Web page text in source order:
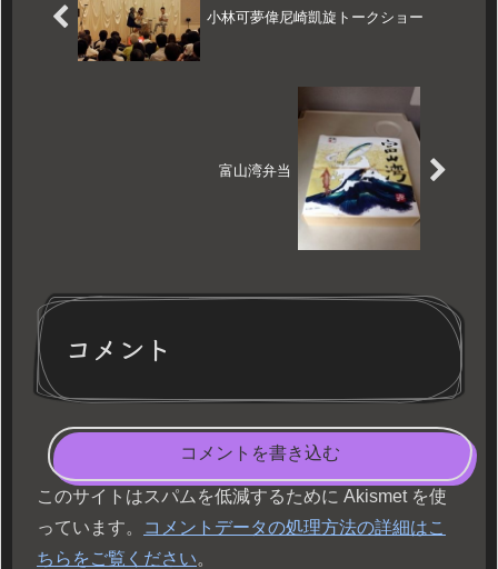
小林可夢偉尼崎凱旋トークショー
富山湾弁当
コメント
コメントを書き込む
このサイトはスパムを低減するために Akismet を使
っています。
コメントデータの処理方法の詳細はこ
ちらをご覧ください。